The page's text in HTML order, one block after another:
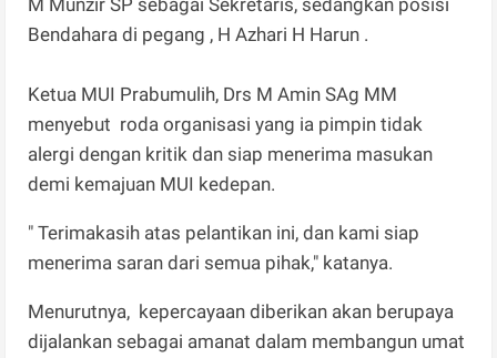
Bendahara di pegang , H Azhari H Harun .
Ketua MUI Prabumulih, Drs M Amin SAg MM
menyebut roda organisasi yang ia pimpin tidak
alergi dengan kritik dan siap menerima masukan
demi kemajuan MUI kedepan.
" Terimakasih atas pelantikan ini, dan kami siap
menerima saran dari semua pihak," katanya.
Menurutnya, kepercayaan diberikan akan berupaya
dijalankan sebagai amanat dalam membangun umat